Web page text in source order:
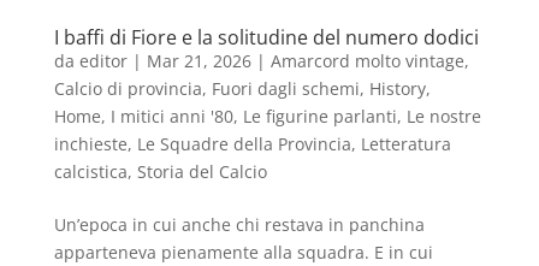
I baffi di Fiore e la solitudine del numero dodici
da editor| Mar 21, 2026| Amarcord molto vintage,
Calcio di provincia, Fuori dagli schemi, History,
Home, I mitici anni '80, Le figurine parlanti, Le nostre
inchieste, Le Squadre della Provincia, Letteratura
calcistica, Storia del Calcio
Un’epoca in cui anche chi restava in panchina
apparteneva pienamente alla squadra. E in cui